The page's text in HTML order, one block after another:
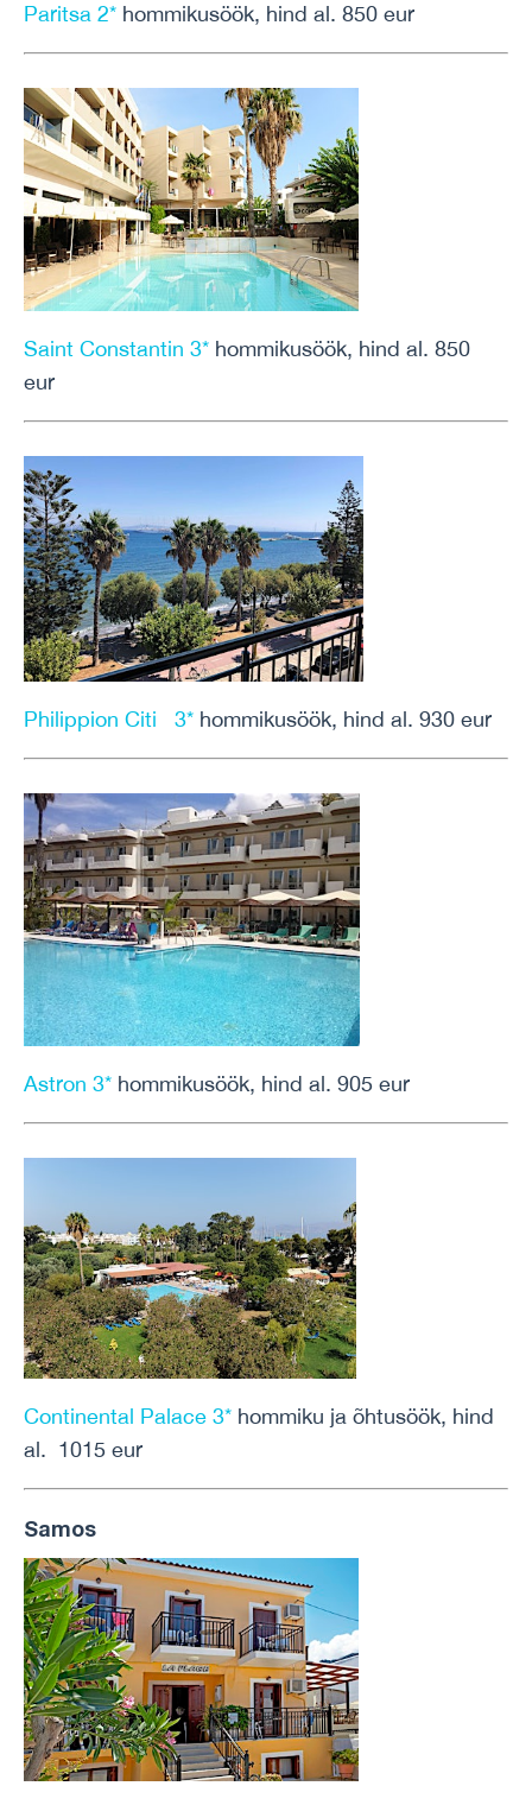
Paritsa 2* hommikusöök, hind al. 850 eur
Saint Constantin 3* hommikusöök, hind al. 850
eur
Philippion Citi 3* hommikusöök, hind al. 930 eur
Astron 3* hommikusöök, hind al. 905 eur
Continental Palace 3* hommiku ja õhtusöök, hind
al. 1015 eur
Samos